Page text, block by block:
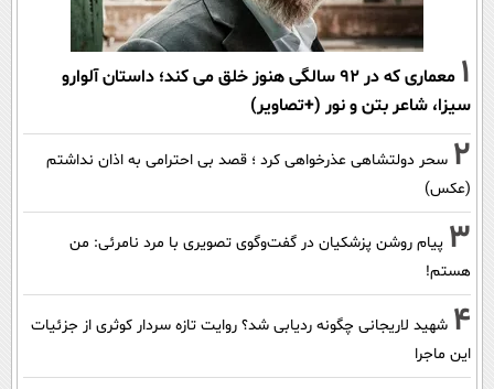
1
معماری که در 92 سالگی هنوز خلق می کند؛ داستان آلوارو
سیزا، شاعر بتن و نور (+تصاویر)
2 سحر دولتشاهی عذرخواهی کرد ؛ قصد بی احترامی به اذان نداشتم
(عکس)
3 پیام روشن پزشکیان در گفت‌و‌گوی تصویری با مرد نامرئی: من
هستم!
4 شهید لاریجانی چگونه ردیابی شد؟ روایت تازه سردار کوثری از جزئیات
این ماجرا